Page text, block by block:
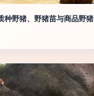
种野猪、野猪苗与商品野猪